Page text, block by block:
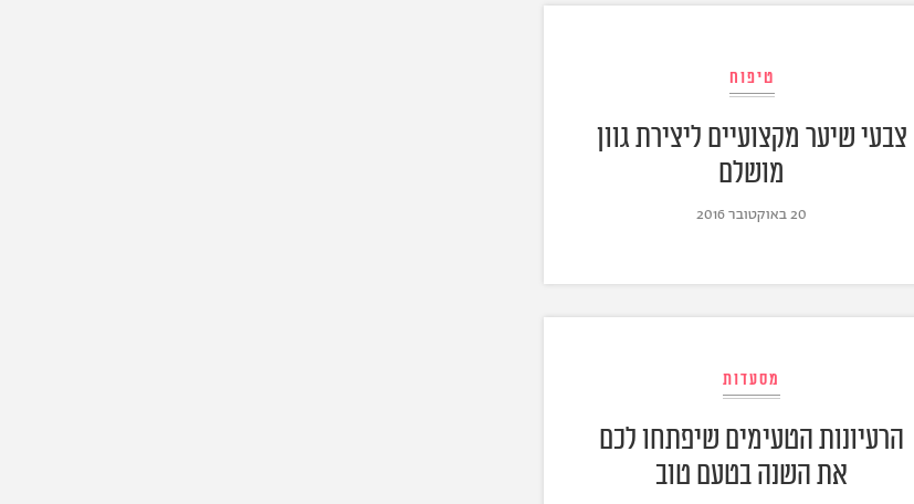
טיפוח
צבעי שיער מקצועיים ליצירת גוון
מושלם
20 באוקטובר 2016
מסעדות
הרעיונות הטעימים שיפתחו לכם
את השנה בטעם טוב